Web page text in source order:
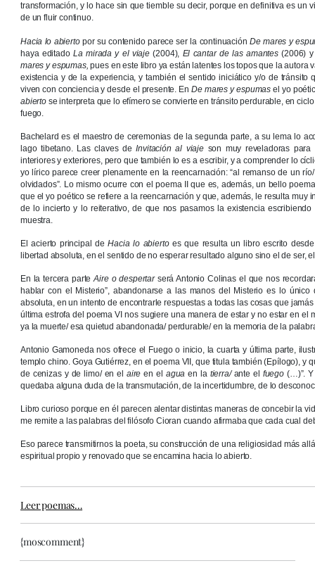
transformación, y lo hace sin que tiemble su decir, porque en definitiva es un
de un fluir continuo.
Hacia lo abiertopor su contenido parece ser la continuaciónDe mares y
haya editado La mirada y el viaje(2004), El cantar de las amantes(2006)
mares y espumas,pues en este libro ya están latentes los topos que la autora
existencia y de la experiencia, y también el sentido iniciático y/o de
viven con conciencia y desde el presente. EnDe mares y espumas el yo
abiertose interpreta que lo efímero se convierte en tránsito perdurable, en
fuego.
Bachelard es el maestro de ceremonias de la segunda parte, a su lema lo
lago tibetano. Las claves deInvitación al viajeson muy reveladoras para
interiores y exteriores, pero que también lo es a escribir, y a comprender lo
yo lírico parece creer plenamente en la reencarnación: “al remanso de un
olvidados”. Lo mismo ocurre con el poema II que es, además, un bello
que el yo poético se refiere a la reencarnación y que, además, le resulta muy
de lo incierto y lo reiterativo, de que nos pasamos la existencia
muestra.
El acierto principal deHacia lo abiertoes que resulta un libro escrito
libertad absoluta, en el sentido de no esperar resultado alguno sino el de ser,
En la tercera parteAire o despertar será Antonio Colinas el que nos
hablar con el Misterio”, abandonarse a las manos del Misterio es lo
absoluta, en un intento de encontrarle respuestas a todas las cosas que
última estrofa del poema VI nos sugiere una manera de estar y no estar en el
ya la muerte/ esa quietud abandonada/ perdurable/ en la memoria de la
Antonio Gamoneda nos ofrece el Fuego o inicio, la cuarta y última parte,
templo chino. Goya Gutiérrez, en el poema VII, que titula también (Epílogo), y
de cenizas y de limo/ en el aireen el agua en la tierra/ante el fuego(…)”. Y
quedaba alguna duda de la transmutación, de la incertidumbre, de lo
Libro curioso porque en él parecen alentar distintas maneras de concebir la
me remite a las palabras del filósofo Cioran cuando afirmaba que cada cual
Eso parece transmitirnos la poeta, su construcción de una religiosidad más
espiritual propio y renovado que se encamina hacia lo abierto.
Leer poemas…
{moscomment}